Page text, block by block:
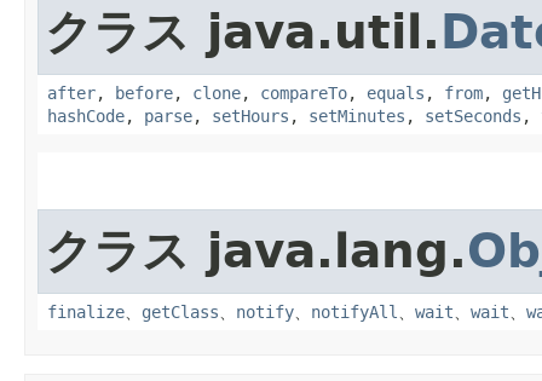
クラス java.util.
after, before, clone, compareTo, equals , from,
hashCode, parse, setHours , setMinutes , setSeconds ,
クラス java.lang.
finalize、 getClass、 notify、 notifyAll、 wait、 wait、